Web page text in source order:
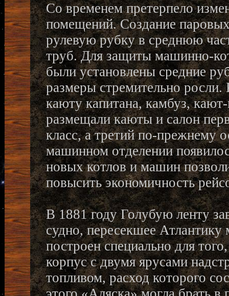
Со временем претерпело
помещений. Создание
рулевую рубку в среднюю
труб. Для защиты машинно-
были установлены средние
размеры стремительно
каюту капитана, камбуз,
размещали каюты и салон
класс, а третий по-прежнему
машинном отделении
новых котлов и машин
повысить экономичность
В 1881 году Голубую ленту
судно, пересекшее
построен специально для
корпус с двумя ярусами
топливом, расход которого